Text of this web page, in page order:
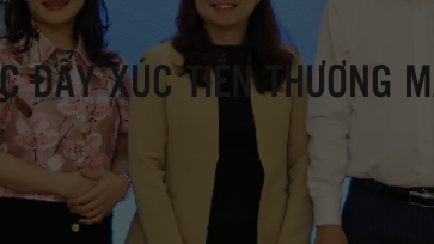
ĐẨY XÚC TIẾN THƯƠNG